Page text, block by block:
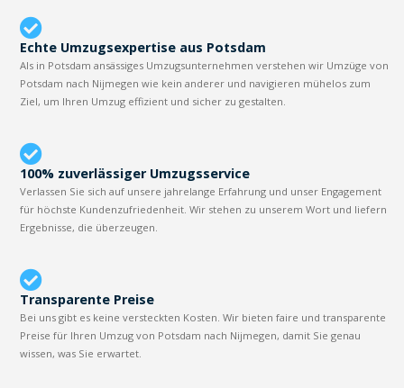
Echte Umzugsexpertise aus Potsdam
Als in Potsdam ansässiges Umzugsunternehmen verstehen wir Umzüge von
Potsdam nach Nijmegen wie kein anderer und navigieren mühelos zum
Ziel, um Ihren Umzug effizient und sicher zu gestalten.
100% zuverlässiger Umzugsservice
Verlassen Sie sich auf unsere jahrelange Erfahrung und unser Engagement
für höchste Kundenzufriedenheit. Wir stehen zu unserem Wort und liefern
Ergebnisse, die überzeugen.
Transparente Preise
Bei uns gibt es keine versteckten Kosten. Wir bieten faire und transparente
Preise für Ihren Umzug von Potsdam nach Nijmegen, damit Sie genau
wissen, was Sie erwartet.